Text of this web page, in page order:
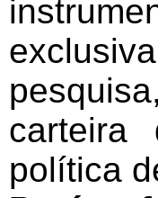
carteira
política